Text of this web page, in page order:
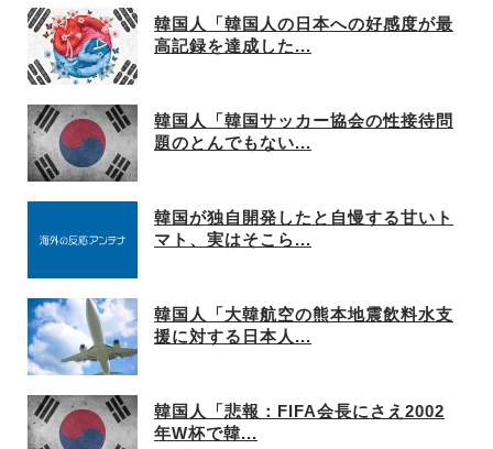
韓国人「韓国人の日本への好感度が最
高記録を達成した...
韓国人「韓国サッカー協会の性接待問
題のとんでもない...
韓国が独自開発したと自慢する甘いト
マト、実はそこら...
韓国人「大韓航空の熊本地震飲料水支
援に対する日本人...
韓国人「悲報：FIFA会長にさえ2002
年W杯で韓...